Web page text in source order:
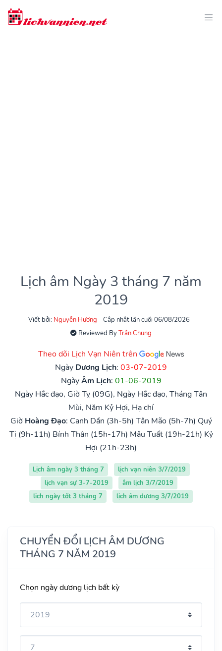
Lịch âm Ngày 3 tháng 7 năm
2019
Viết bởi: Nguyễn Hương
Cập nhật lần cuối 06/08/2026
Reviewed ByTrần Chung
Theo dõi Lịch Vạn Niên trên
Ngày Dương Lịch: 03-07-2019
NgàyÂm Lịch: 01-06-2019
Ngày Hắc đạo, Giờ Tỵ (09G), Ngày Hắc đạo, Tháng Tân
Mùi, Năm Kỷ Hợi, Hạ chí
Giờ Hoàng Đạo: Canh Dần (3h-5h) Tân Mão (5h-7h) Quý
Tị (9h-11h) Bính Thân (15h-17h) Mậu Tuất (19h-21h) Kỷ
Hợi (21h-23h)
Lịch âm ngày 3 tháng 7
lịch vạn niên 3/7/2019
lịch vạn sự 3-7-2019
âm lịch 3/7/2019
lịch ngày tốt 3 tháng 7
lịch âm dương 3/7/2019
CHUYỂN ĐỔI LỊCH ÂM DƯƠNG
THÁNG 7 NĂM 2019
Chọn ngày dương lịch bất kỳ